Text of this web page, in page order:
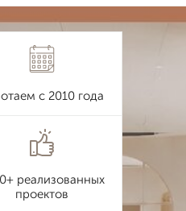
с 2010 года
реализованных
проектов